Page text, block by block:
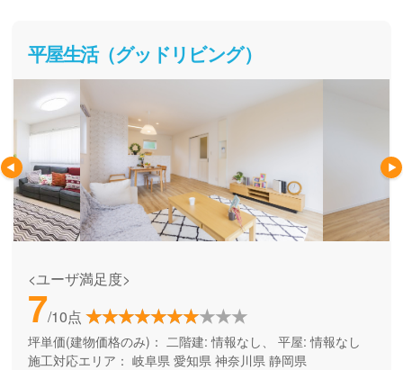
平屋生活（グッドリビング）
<ユーザ満足度>
7/10点
坪単価(建物価格のみ)： 二階建: 情報なし、 平屋: 情報なし
施工対応エリア： 岐阜県 愛知県 神奈川県 静岡県